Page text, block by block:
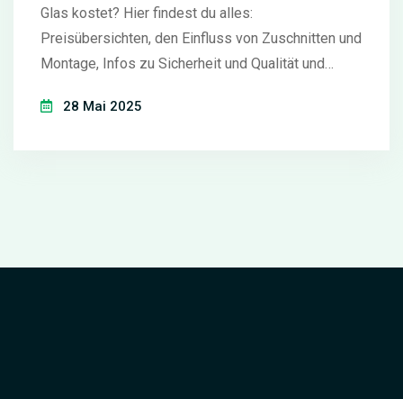
Glas kostet? Hier findest du alles:
Preisübersichten, den Einfluss von Zuschnitten und
Montage, Infos zu Sicherheit und Qualität und
Entscheidung für dein nächstes Glasprojekt – egal
28 Mai 2025